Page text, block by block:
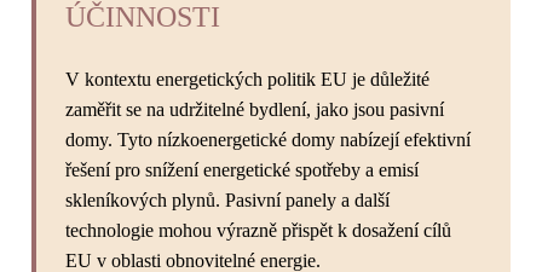
ÚČINNOSTI
V kontextu energetických politik EU je důležité
zaměřit se na udržitelné bydlení, jako jsou pasivní
domy. Tyto nízkoenergetické domy nabízejí efektivní
řešení pro snížení energetické spotřeby a emisí
skleníkových plynů. Pasivní panely a další
technologie mohou výrazně přispět k dosažení cílů
EU v oblasti obnovitelné energie.